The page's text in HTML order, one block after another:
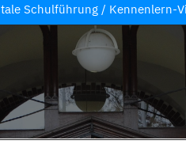
Schulführung / Kennenlern-